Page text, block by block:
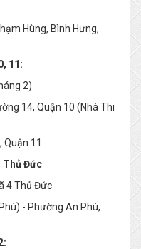
Hùng, Bình Hưng,
11:
2)
14, Quận 10 (Nhà Thi
Quận 11
Thủ Đức
4 Thủ Đức
- Phường An Phú,